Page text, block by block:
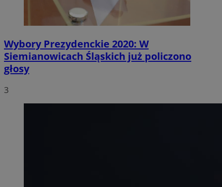
Wybory Prezydenckie 2020: W
Siemianowicach Śląskich już policzono
głosy
3